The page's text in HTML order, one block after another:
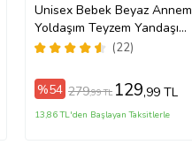
Unisex Bebek Beyaz Annem
Yoldaşım Teyzem Yandaşım
Baskılı Body Zıbın
(22)
%54 279,99 TL 129,99 TL
13,86 TL'den Başlayan Taksitlerle